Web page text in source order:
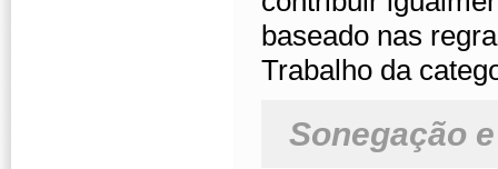
baseado nas
Trabalho da
Sonegação